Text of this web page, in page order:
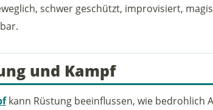
schwer geschützt, improvisiert,
und Kampf
kann Rüstung beeinflussen, wie bedrohlich